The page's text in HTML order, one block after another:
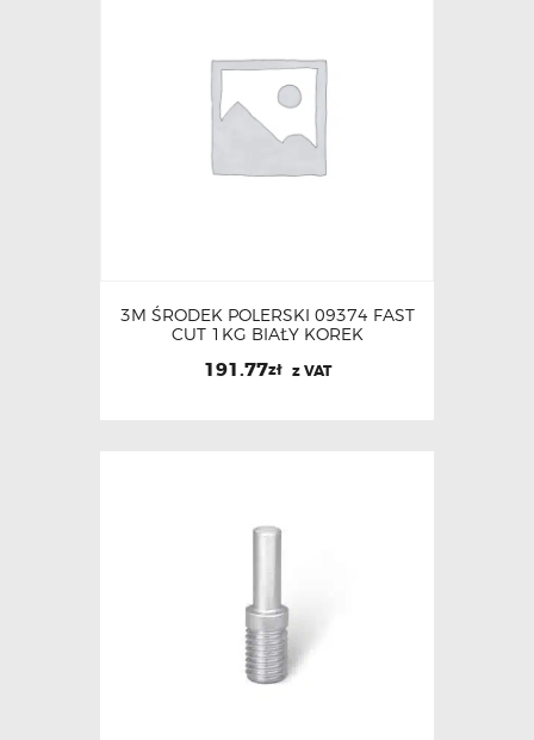
3M ŚRODEK POLERSKI 09374 FAST
CUT 1KG BIAŁY KOREK
191.77zł z VAT